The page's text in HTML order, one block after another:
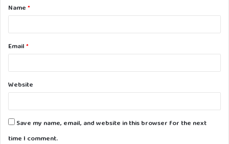
*Name *
Email *
Website
Save my name, email, and website in this browser for the next
time I comment.